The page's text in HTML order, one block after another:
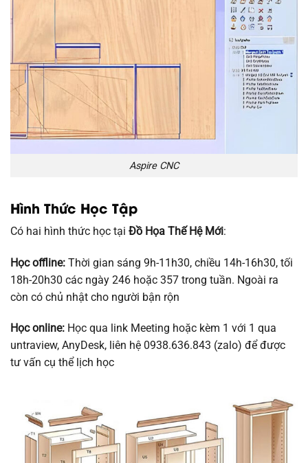
Aspire CNC
Hình Thức Học Tập
Có hai hình thức học tại Đồ Họa Thế Hệ Mới:
Học offline: Thời gian sáng 9h-11h30, chiều 14h-16h30, tối
18h-20h30 các ngày 246 hoặc 357 trong tuần. Ngoài ra
còn có chủ nhật cho người bận rộn
Học online: Học qua link Meeting hoặc kèm 1 với 1 qua
untraview, AnyDesk, liên hệ 0938.636.843 (zalo) để được
tư vấn cụ thể lịch học